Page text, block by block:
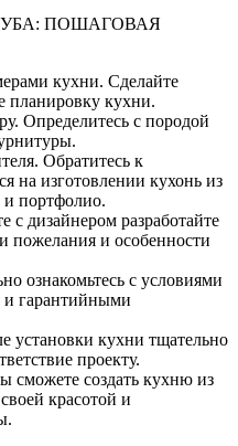
ПОШАГОВАЯ
кухни. Сделайте
планировку кухни.
Определитесь с породой
Обратитесь к
на изготовлении кухонь из
и портфолио.
с дизайнером разработайте
пожелания и особенности
ознакомьтесь с условиями
и гарантийными
установки кухни тщательно
проекту.
сможете создать кухню из
красотой и